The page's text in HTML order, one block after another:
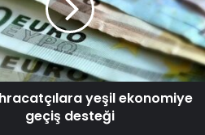
yeşil ekonomiye
geçiş desteği